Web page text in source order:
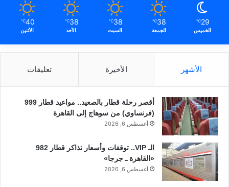
29
℃
الخميس
38
℃
الجمعة
38
℃
السبت
38
℃
الأحد
40
℃
الأثنين
الأشهر الأخيرة تعليقات
أقصر رحلة قطار بالصعيد.. مواعيد قطار 999
(فرنساوي) من سوهاج إلى القاهرة
أغسطس 6, 2026
الـ VIP.. توقفات وأسعار تذاكر قطار 982
«القاهرة ـ جرجا»
أغسطس 6, 2026